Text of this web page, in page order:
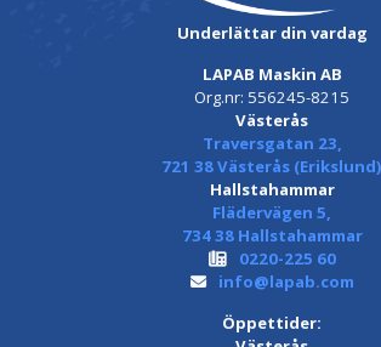
Underlättar din vardag
LAPAB Maskin AB
Org.nr: 556245-8215
Västerås
Traversgatan 23,
721 38 Västerås (Erikslund)
Hallstahammar
Flädervägen 5,
734 38 Hallstahammar
0220-225 60
info@lapab.com
Öppettider: